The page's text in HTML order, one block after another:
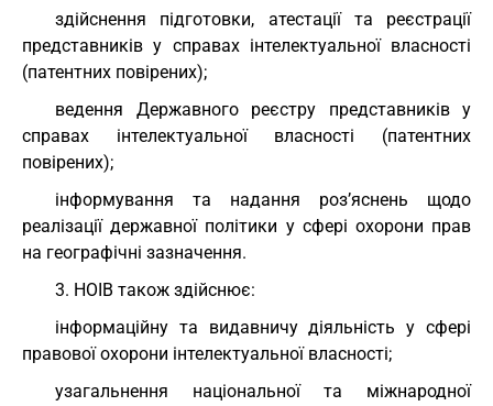
здійснення підготовки, атестації та реєстрації
представників у справах інтелектуальної власності
(патентних повірених);
ведення Державного реєстру представників у
справах інтелектуальної власності (патентних
повірених);
інформування та надання роз’яснень щодо
реалізації державної політики у сфері охорони прав
на географічні зазначення.
3. НОІВ також здійснює:
інформаційну та видавничу діяльність у сфері
правової охорони інтелектуальної власності;
узагальнення національної та міжнародної